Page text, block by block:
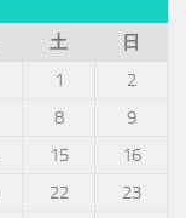
土
日
1
2
8
9
15
16
22
23